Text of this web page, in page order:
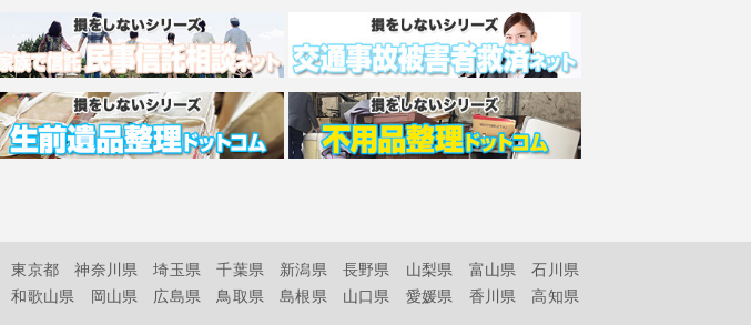
東京都 神奈川県 埼玉県 千葉県 新潟県 長野県 山梨県 富山県
石川県
和歌山県 岡山県 広島県 鳥取県 島根県 山口県 愛媛県 香川県
高知県